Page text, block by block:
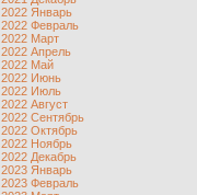
2022 Январь
2022 Февраль
2022 Март
2022 Апрель
2022 Май
2022 Июнь
2022 Июль
2022 Август
2022 Сентябрь
2022 Октябрь
2022 Ноябрь
2022 Декабрь
2023 Январь
2023 Февраль